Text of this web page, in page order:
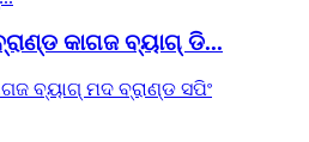
କାଗଜ ବ୍ୟାଗ୍ ଡି...